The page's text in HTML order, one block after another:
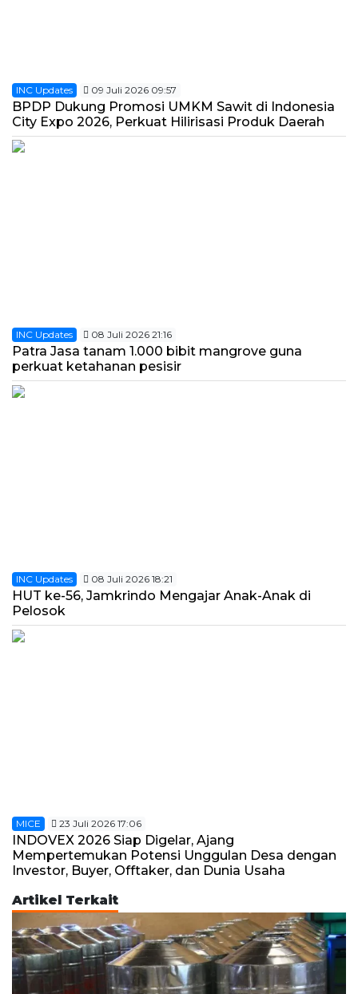
INC Updates 09 Juli 2026 09:57
BPDP Dukung Promosi UMKM Sawit di Indonesia
City Expo 2026, Perkuat Hilirisasi Produk Daerah
INC Updates 08 Juli 2026 21:16
Patra Jasa tanam 1.000 bibit mangrove guna
perkuat ketahanan pesisir
INC Updates 08 Juli 2026 18:21
HUT ke-56, Jamkrindo Mengajar Anak-Anak di
Pelosok
MICE 23 Juli 2026 17:06
INDOVEX 2026 Siap Digelar, Ajang
Mempertemukan Potensi Unggulan Desa dengan
Investor, Buyer, Offtaker, dan Dunia Usaha
Artikel Terkait